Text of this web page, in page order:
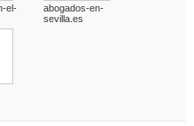
el-
abogados-en-
sevilla.es